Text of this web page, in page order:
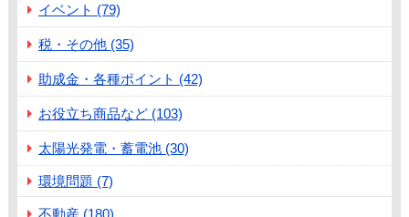
イベント (79)
税・その他 (35)
助成金・各種ポイント (42)
お役立ち商品など (103)
太陽光発電・蓄電池 (30)
環境問題 (7)
不動産 (180)